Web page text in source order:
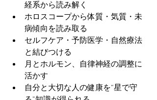
経系から読み解く
ホロスコープから体質・気質・未
病傾向を読み取る
セルフケア・予防医学・自然療法
と結びつける
月とホルモン、自律神経の調整に
活かす
自分と大切な人の健康を“星で守